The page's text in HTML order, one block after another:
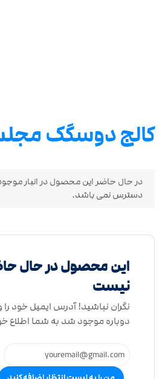
کالج دوسگک
در حال حاضر این محصول در انبار
دسترس نمی باشد.
این محصول در حال
نیست
نگران نباشید! آدرس ایمیل خود را
دوباره موجود شد به شما اطلاع